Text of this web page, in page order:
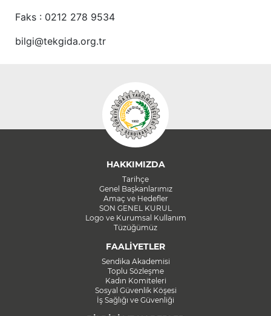
Faks : 0212 278 9534
bilgi@tekgida.org.tr
HAKKIMIZDA
Tarihçe
Genel Başkanlarımız
Amaç ve Hedefler
SON GENEL KURUL
Logo ve Kurumsal Kullanım
Tüzüğümüz
FAALİYETLER
Sendika Akademisi
Toplu Sözleşme
Kadın Komiteleri
Sosyal Güvenlik Köşesi
İş Sağlığı ve Güvenliği